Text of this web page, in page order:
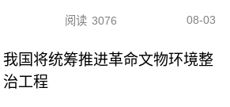
阅读 3076 08-03
我国将统筹推进革命文物环境整
治工程